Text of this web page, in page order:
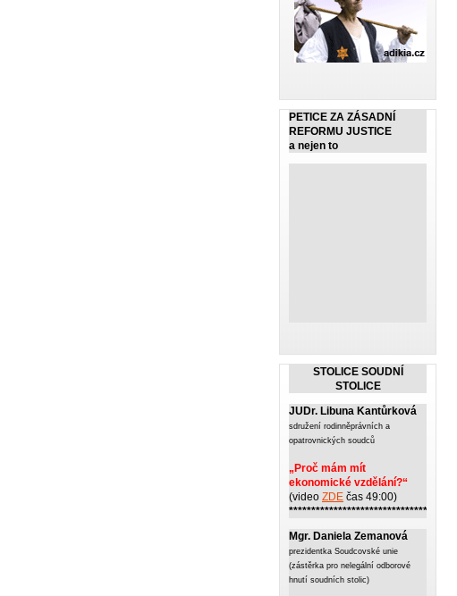
PETICE ZA ZÁSADNÍ
REFORMU JUSTICE
a nejen to
STOLICE SOUDNÍ
STOLICE
JUDr. Libuna Kantůrková
sdružení rodinněprávních a
opatrovnických soudců
„Proč mám mít
ekonomické vzdělání?“
(video ZDE čas 49:00)
*******************************
Mgr. Daniela Zemanová
prezidentka Soudcovské unie
(zástěrka pro nelegální odborové
hnutí soudních stolic)